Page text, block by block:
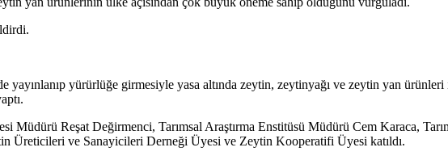
yayınlanıp yürürlüğe girmesiyle yasa altında zeytin, zeytinyağı ve zeytin yan
Müdürü Reşat Değirmenci, Tarımsal Araştırma Enstitüsü Müdürü Cem Karaca,
Üreticileri ve Sanayicileri Derneği Üyesi ve Zeytin Kooperatifi Üyesi katıldı.